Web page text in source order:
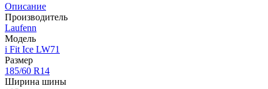
Описание
Производитель
Laufenn
Модель
i Fit Ice LW71
Размер
185/60 R14
Ширина шины